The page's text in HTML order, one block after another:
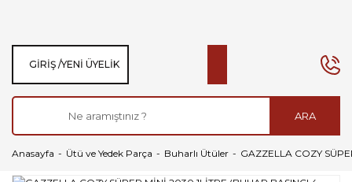
ARA
GIRIŞ /YENI ÜYELIK
Anasayfa Ütü ve Yedek Parça Buharlı Ütüler GAZZELLA COZY